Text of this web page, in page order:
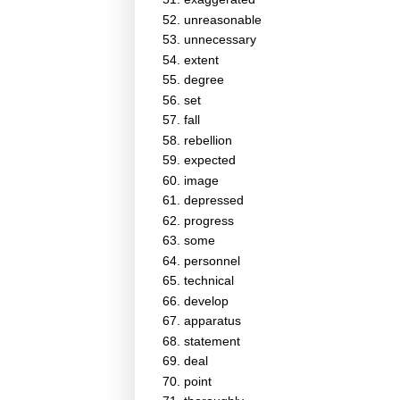
unreasonable
unnecessary
extent
degree
set
fall
rebellion
expected
image
depressed
progress
some
personnel
technical
develop
apparatus
statement
deal
point